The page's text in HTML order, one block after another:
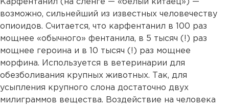
Карфентанил (на сленге — «белый китаец») —
возможно, сильнейший из известных человечеству
опиоидов. Считается, что карфентанил в 100 раз
мощнее «обычного» фентанила, в 5 тысяч (!) раз
мощнее героина и в 10 тысяч (!) раз мощнее
морфина. Используется в ветеринарии для
обезболивания крупных животных. Так, для
усыпления крупного слона достаточно двух
милиграммов вещества. Воздействие на человека